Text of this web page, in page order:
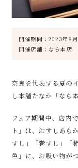
開催期間：2023年8
開催店舗：なら本店
奈良を代表する夏の
し本舗たなか「なら
フェア期間中、店内
ト」は、おすしあら
すし」「巻すし」「
色」に、お吸い物が